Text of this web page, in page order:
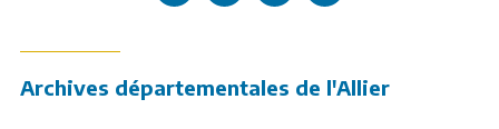
Archives départementales de l'Allier